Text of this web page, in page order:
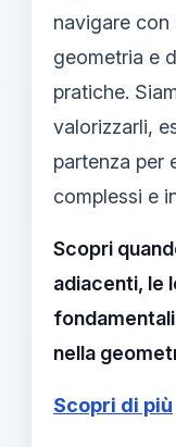
navigare con
geometria e
pratiche.
valorizzarli,
partenza per
complessi e
Scopri
adiacenti, le
nella
Scopri di più